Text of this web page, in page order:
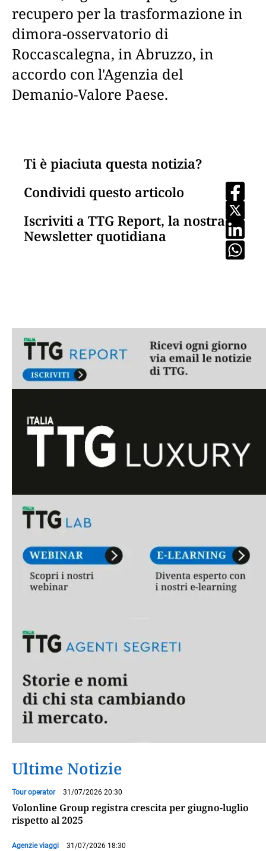
recupero per la trasformazione in
dimora-osservatorio di
Roccascalegna, in Abruzzo, in
accordo con l'Agenzia del
Demanio-Valore Paese.
Ti è piaciuta questa notizia?
Condividi questo articolo
Iscriviti a TTG Report, la nostra
Newsletter quotidiana
Ultime Notizie
Tour operator 31/07/2026 20:30
Volonline Group registra crescita per giugno-luglio
rispetto al 2025
Agenzie viaggi 31/07/2026 18:30